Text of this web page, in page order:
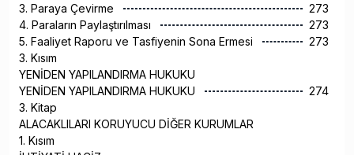
3. Paraya Çevirme
273
4. Paraların Paylaştırılması
273
5. Faaliyet Raporu ve Tasfiyenin Sona Ermesi
273
3. Kısım
YENİDEN YAPILANDIRMA HUKUKU
YENİDEN YAPILANDIRMA HUKUKU
274
3. Kitap
ALACAKLILARI KORUYUCU DİĞER KURUMLAR
1. Kısım